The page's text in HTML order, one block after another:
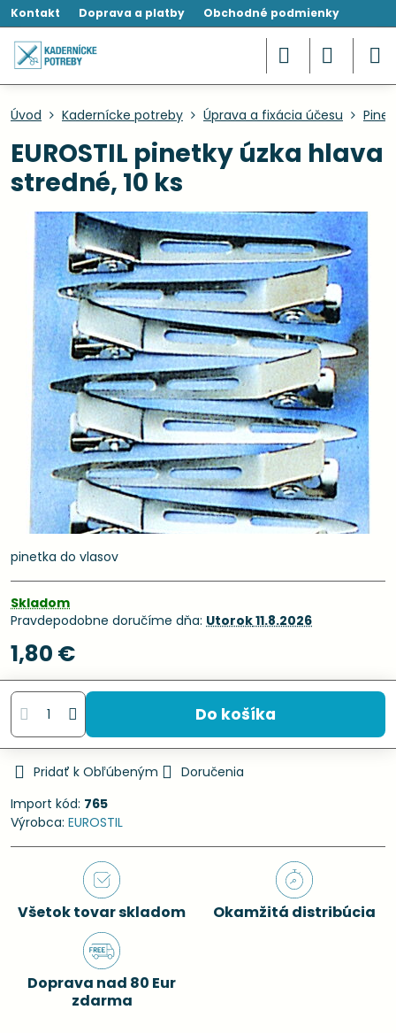
Kontakt Doprava a platby Obchodné podmienky
Úvod Kadernícke potreby Úprava a fixácia účesu
EUROSTIL pinetky úzka hlava
stredné, 10 ks
pinetka do vlasov
Skladom
Pravdepodobne doručíme dňa: Utorok11.8.2026
1,80 €
Do košíka
Pridať k Obľúbeným
Doručenia
Import kód: 765
Výrobca: EUROSTIL
Všetok tovar skladom Okamžitá distribúcia
Doprava nad 80 Eur
zdarma